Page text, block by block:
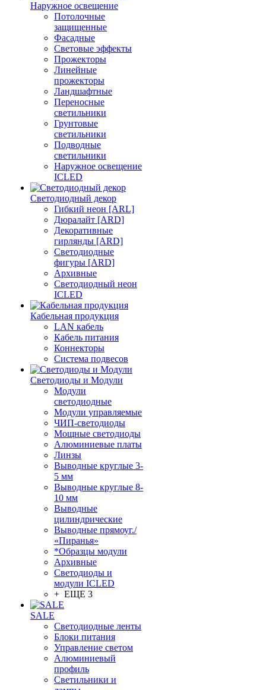
Наружное освещение
Потолочные
защищенные
Фасадные
Световые эффекты
Прожекторы
Линейные
прожекторы
Ландшафтные
Переносные
светильники
Грунтовые
светильники
Подводные
светильники
Наружное освещение
ICLED
Светодиодный декор
Гибкий неон [ARL]
Дюралайт [ARD]
Декоративные
гирлянды [ARD]
Светодиодные
фигуры [ARD]
Архивные
Светодиодный неон
ICLED
Кабельная продукция
LAN кабель
Кабель питания
Коннекторы
Система подвесов
Светодиоды и Модули
Модули
светодиодные
Модули управляемые
ЧИП-светодиоды
Мощные светодиоды
Алюминиевые платы
Линзы
Выводные круглые 3-
5 мм
Выводные круглые 8-
10 мм
Выводные
цилиндрические
Выводные прямоуг./
«Пиранья»
*Образцы модули
Архивные
Светодиоды и
модули ICLED
+ ЕЩЕ 3
SALE
Светодиодные ленты
Блоки питания
Управление светом
Алюминиевый
профиль
Светильники и